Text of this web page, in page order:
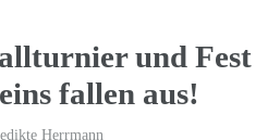
und Fest
fallen aus!
Herrmann